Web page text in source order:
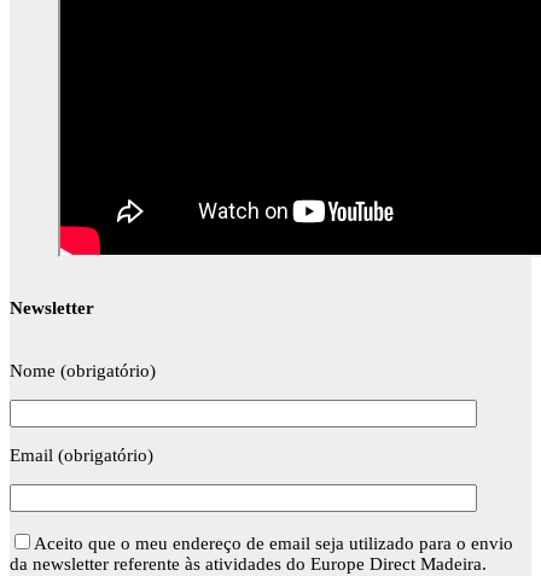
Newsletter
Nome (obrigatório)
Email (obrigatório)
Aceito que o meu endereço de email seja utilizado para o envio
da newsletter referente às atividades do Europe Direct Madeira.